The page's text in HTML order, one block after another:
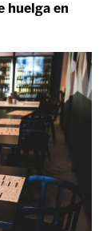
huelga en